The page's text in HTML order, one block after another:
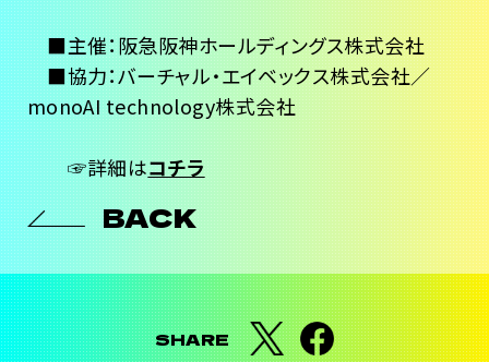
■主催：阪急阪神ホールディングス株式会社
■協力：バーチャル・エイベックス株式会社／
monoAI technology株式会社
☞詳細はコチラ
BACK
SHARE